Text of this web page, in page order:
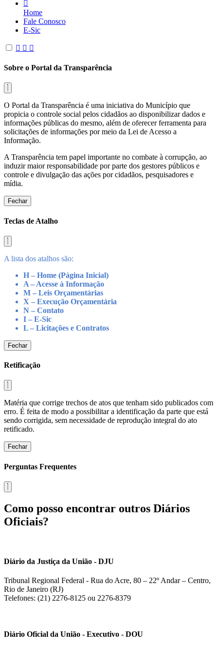
Home
Fale Conosco
E-Sic
Sobre o Portal da Transparência
O Portal da Transparência é uma iniciativa do Município que
propicia o controle social pelos cidadãos ao disponibilizar dados e
informações públicas do mesmo, além de oferecer ferramenta para
solicitações de informações por meio da Lei de Acesso a
Informação.
A Transparência tem papel importante no combate à corrupção, ao
induzir maior responsabilidade por parte dos gestores públicos e
controle e divulgação das ações por cidadãos, pesquisadores e
mídia.
Fechar
Teclas de Atalho
A lista dos atalhos são:
H – Home (Página Inicial)
A – Acesse à Informação
M – Leis Orçamentárias
X – Execução Orçamentária
N – Contato
I – E-Sic
L – Licitações e Contratos
Fechar
Retificação
Matéria que corrige trechos de atos que tenham sido publicados com
erro. É feita de modo a possibilitar a identificação da parte que está
sendo corrigida, sem necessidade de reprodução integral do ato
retificado.
Fechar
Perguntas Frequentes
Como posso encontrar outros Diários
Oficiais?
Diário da Justiça da União - DJU
Tribunal Regional Federal - Rua do Acre, 80 – 22º Andar – Centro,
Rio de Janeiro (RJ)
Telefones: (21) 2276-8125 ou 2276-8379
Diário Oficial da União - Executivo - DOU